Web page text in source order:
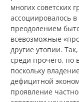
многих советских
ассоциировалось
преодолением
всевозможные
другие утопии.
среди прочего, по
поскольку
дефицитной
проявление